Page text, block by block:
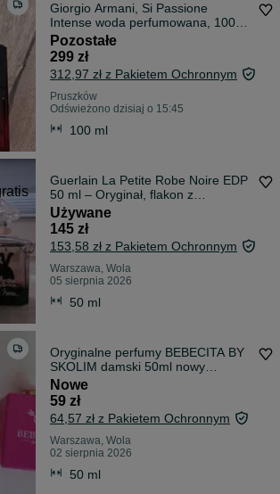
Giorgio Armani, Si Passione
Intense woda perfumowana, 100
ml
Pozostałe
299 zł
312,97 zł z Pakietem Ochronnym
Pruszków
Odświeżono dzisiaj o 15:45
100 ml
Guerlain La Petite Robe Noire EDP
50 ml – Oryginał, flakon z
pudełkiem
Używane
145 zł
153,58 zł z Pakietem Ochronnym
Warszawa, Wola
05 sierpnia 2026
50 ml
Oryginalne perfumy BEBECITA BY
SKOLIM damski 50ml nowy
zafoliowany!
Nowe
59 zł
64,57 zł z Pakietem Ochronnym
Warszawa, Wola
02 sierpnia 2026
50 ml